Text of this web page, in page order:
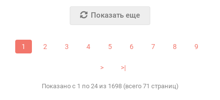
Показать еще
1 2 3 4 5 6 7 8 9
> >|
Показано с 1 по 24 из 1698 (всего 71 страниц)